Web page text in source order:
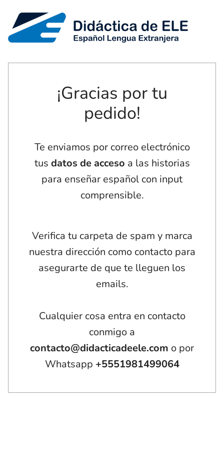
¡Gracias por tu
pedido!
Te enviamos por correo electrónico
tus datos de acceso a las historias
para enseñar español con input
comprensible.
Verifica tu carpeta de spam y marca
nuestra dirección como contacto para
asegurarte de que te lleguen los
emails.
Cualquier cosa entra en contacto
conmigo a
contacto@didacticadeele.com o por
Whatsapp +5551981499064